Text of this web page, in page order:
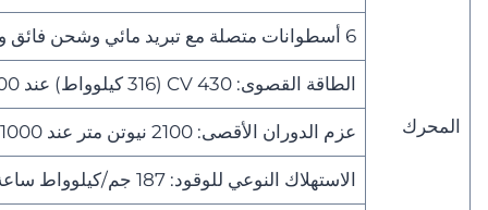
المحرك
6 أسطوانات متصلة مع تبريد مائي وشحن فائق وتبريد داخلي
الطاقة القصوى: 430 CV (316 كيلوواط) عند 1900 دورة في الدقيقة
عزم الدوران الأقصى: 2100 نيوتن متر عند 1000 ~ 1400 دورة في الدقيقة
الاستهلاك النوعي للوقود: 187 جم/كيلوواط ساعة